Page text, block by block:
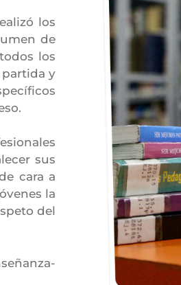
los
de
los
y
sus
cara a
la
del